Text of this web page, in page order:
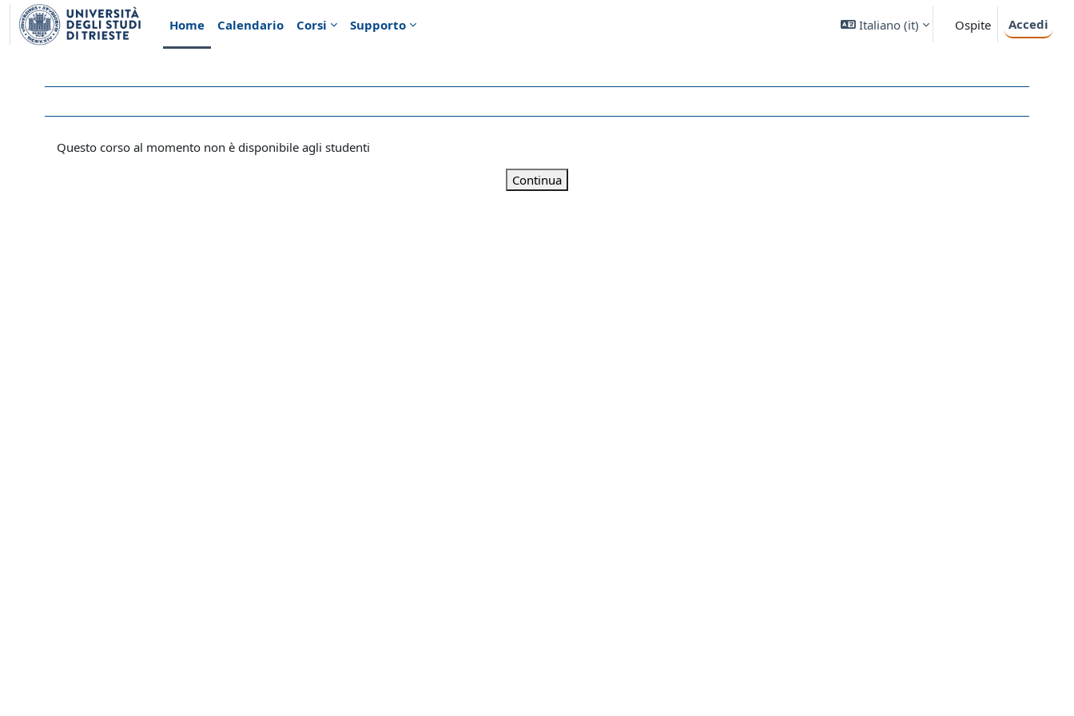
Vai al contenuto principale
Home
Calendario Corsi Supporto Italiano ‎(it)‎ Ospite Accedi
Questo corso al momento non è disponibile agli studenti
Continua